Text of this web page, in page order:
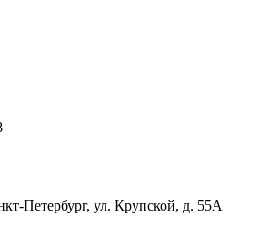
Петербург, ул. Крупской, д. 55А